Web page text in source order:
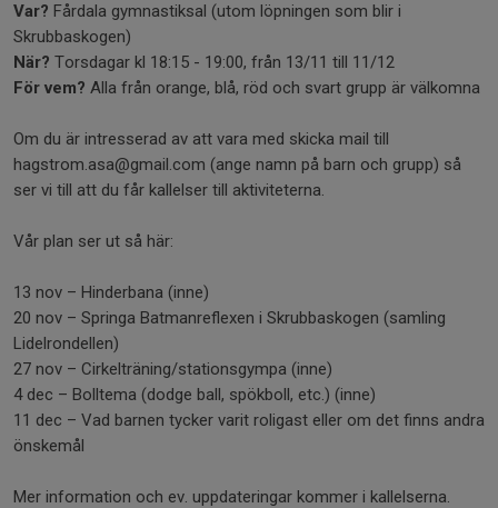
Var? Fårdala gymnastiksal (utom löpningen som blir i
Skrubbaskogen)
När? Torsdagar kl 18:15 - 19:00, från 13/11 till 11/12
För vem? Alla från orange, blå, röd och svart grupp är välkomna
Om du är intresserad av att vara med skicka mail till
hagstrom.asa@gmail.com (ange namn på barn och grupp) så
ser vi till att du får kallelser till aktiviteterna.
Vår plan ser ut så här:
13 nov – Hinderbana (inne)
20 nov – Springa Batmanreflexen i Skrubbaskogen (samling
Lidelrondellen)
27 nov – Cirkelträning/stationsgympa (inne)
4 dec – Bolltema (dodge ball, spökboll, etc.) (inne)
11 dec – Vad barnen tycker varit roligast eller om det finns andra
önskemål
Mer information och ev. uppdateringar kommer i kallelserna.